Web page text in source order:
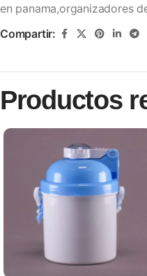
en panama,organizadores
Compartir:
Productos